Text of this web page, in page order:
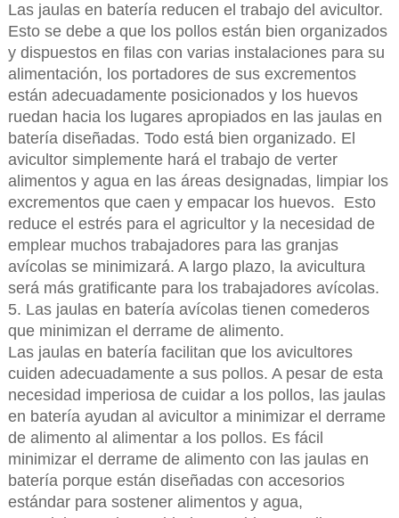
Las jaulas en batería reducen el trabajo del avicultor.
Esto se debe a que los pollos están bien organizados
y dispuestos en filas con varias instalaciones para su
alimentación, los portadores de sus excrementos
están adecuadamente posicionados y los huevos
ruedan hacia los lugares apropiados en las jaulas en
batería diseñadas. Todo está bien organizado. El
avicultor simplemente hará el trabajo de verter
alimentos y agua en las áreas designadas, limpiar los
excrementos que caen y empacar los huevos. Esto
reduce el estrés para el agricultor y la necesidad de
emplear muchos trabajadores para las granjas
avícolas se minimizará. A largo plazo, la avicultura
será más gratificante para los trabajadores avícolas.
5. Las jaulas en batería avícolas tienen comederos
que minimizan el derrame de alimento.
Las jaulas en batería facilitan que los avicultores
cuiden adecuadamente a sus pollos. A pesar de esta
necesidad imperiosa de cuidar a los pollos, las jaulas
en batería ayudan al avicultor a minimizar el derrame
de alimento al alimentar a los pollos. Es fácil
minimizar el derrame de alimento con las jaulas en
batería porque están diseñadas con accesorios
estándar para sostener alimentos y agua,